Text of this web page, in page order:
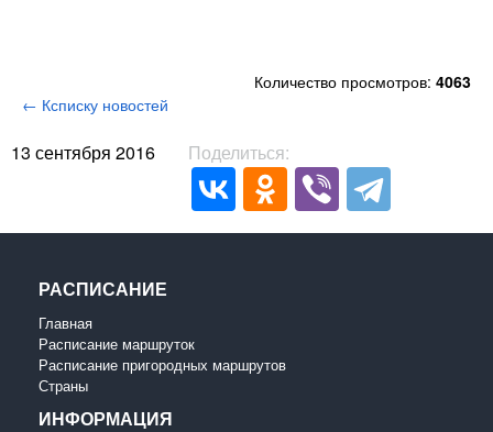
Количество просмотров: 4063
← Ксписку новостей
13 сентября 2016 Поделиться:
РАСПИСАНИЕ
Главная
Расписание маршруток
Расписание пригородных маршрутов
Страны
ИНФОРМАЦИЯ